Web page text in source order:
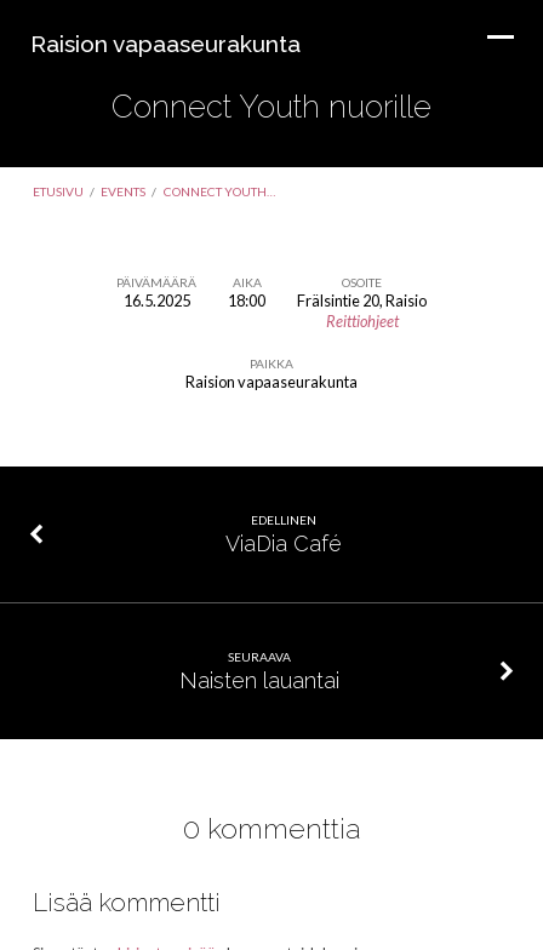
Raision vapaaseurakunta
Connect Youth nuorille
ETUSIVU / EVENTS / CONNECT YOUTH…
PÄIVÄMÄÄRÄ
16.5.2025
AIKA
18:00
OSOITE
Frälsintie 20, Raisio
Reittiohjeet
PAIKKA
Raision vapaaseurakunta
EDELLINEN
ViaDia Café
SEURAAVA
Naisten lauantai
0 kommenttia
Lisää kommentti